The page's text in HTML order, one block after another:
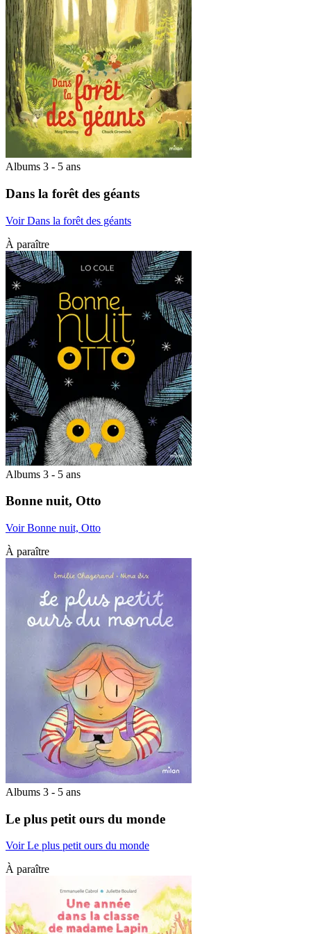
Albums 3 - 5 ans
Dans la forêt des géants
Voir Dans la forêt des géants
À paraître
Albums 3 - 5 ans
Bonne nuit, Otto
Voir Bonne nuit, Otto
À paraître
Albums 3 - 5 ans
Le plus petit ours du monde
Voir Le plus petit ours du monde
À paraître